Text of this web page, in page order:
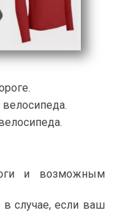
и возможным
в случае, если ваш